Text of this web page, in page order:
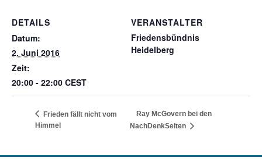
DETAILS
Datum:
2. Juni 2016
Zeit:
20:00 - 22:00 CEST
VERANSTALTER
Friedensbündnis
Heidelberg
Frieden fällt nicht vom
Himmel
Ray McGovern bei den
NachDenkSeiten